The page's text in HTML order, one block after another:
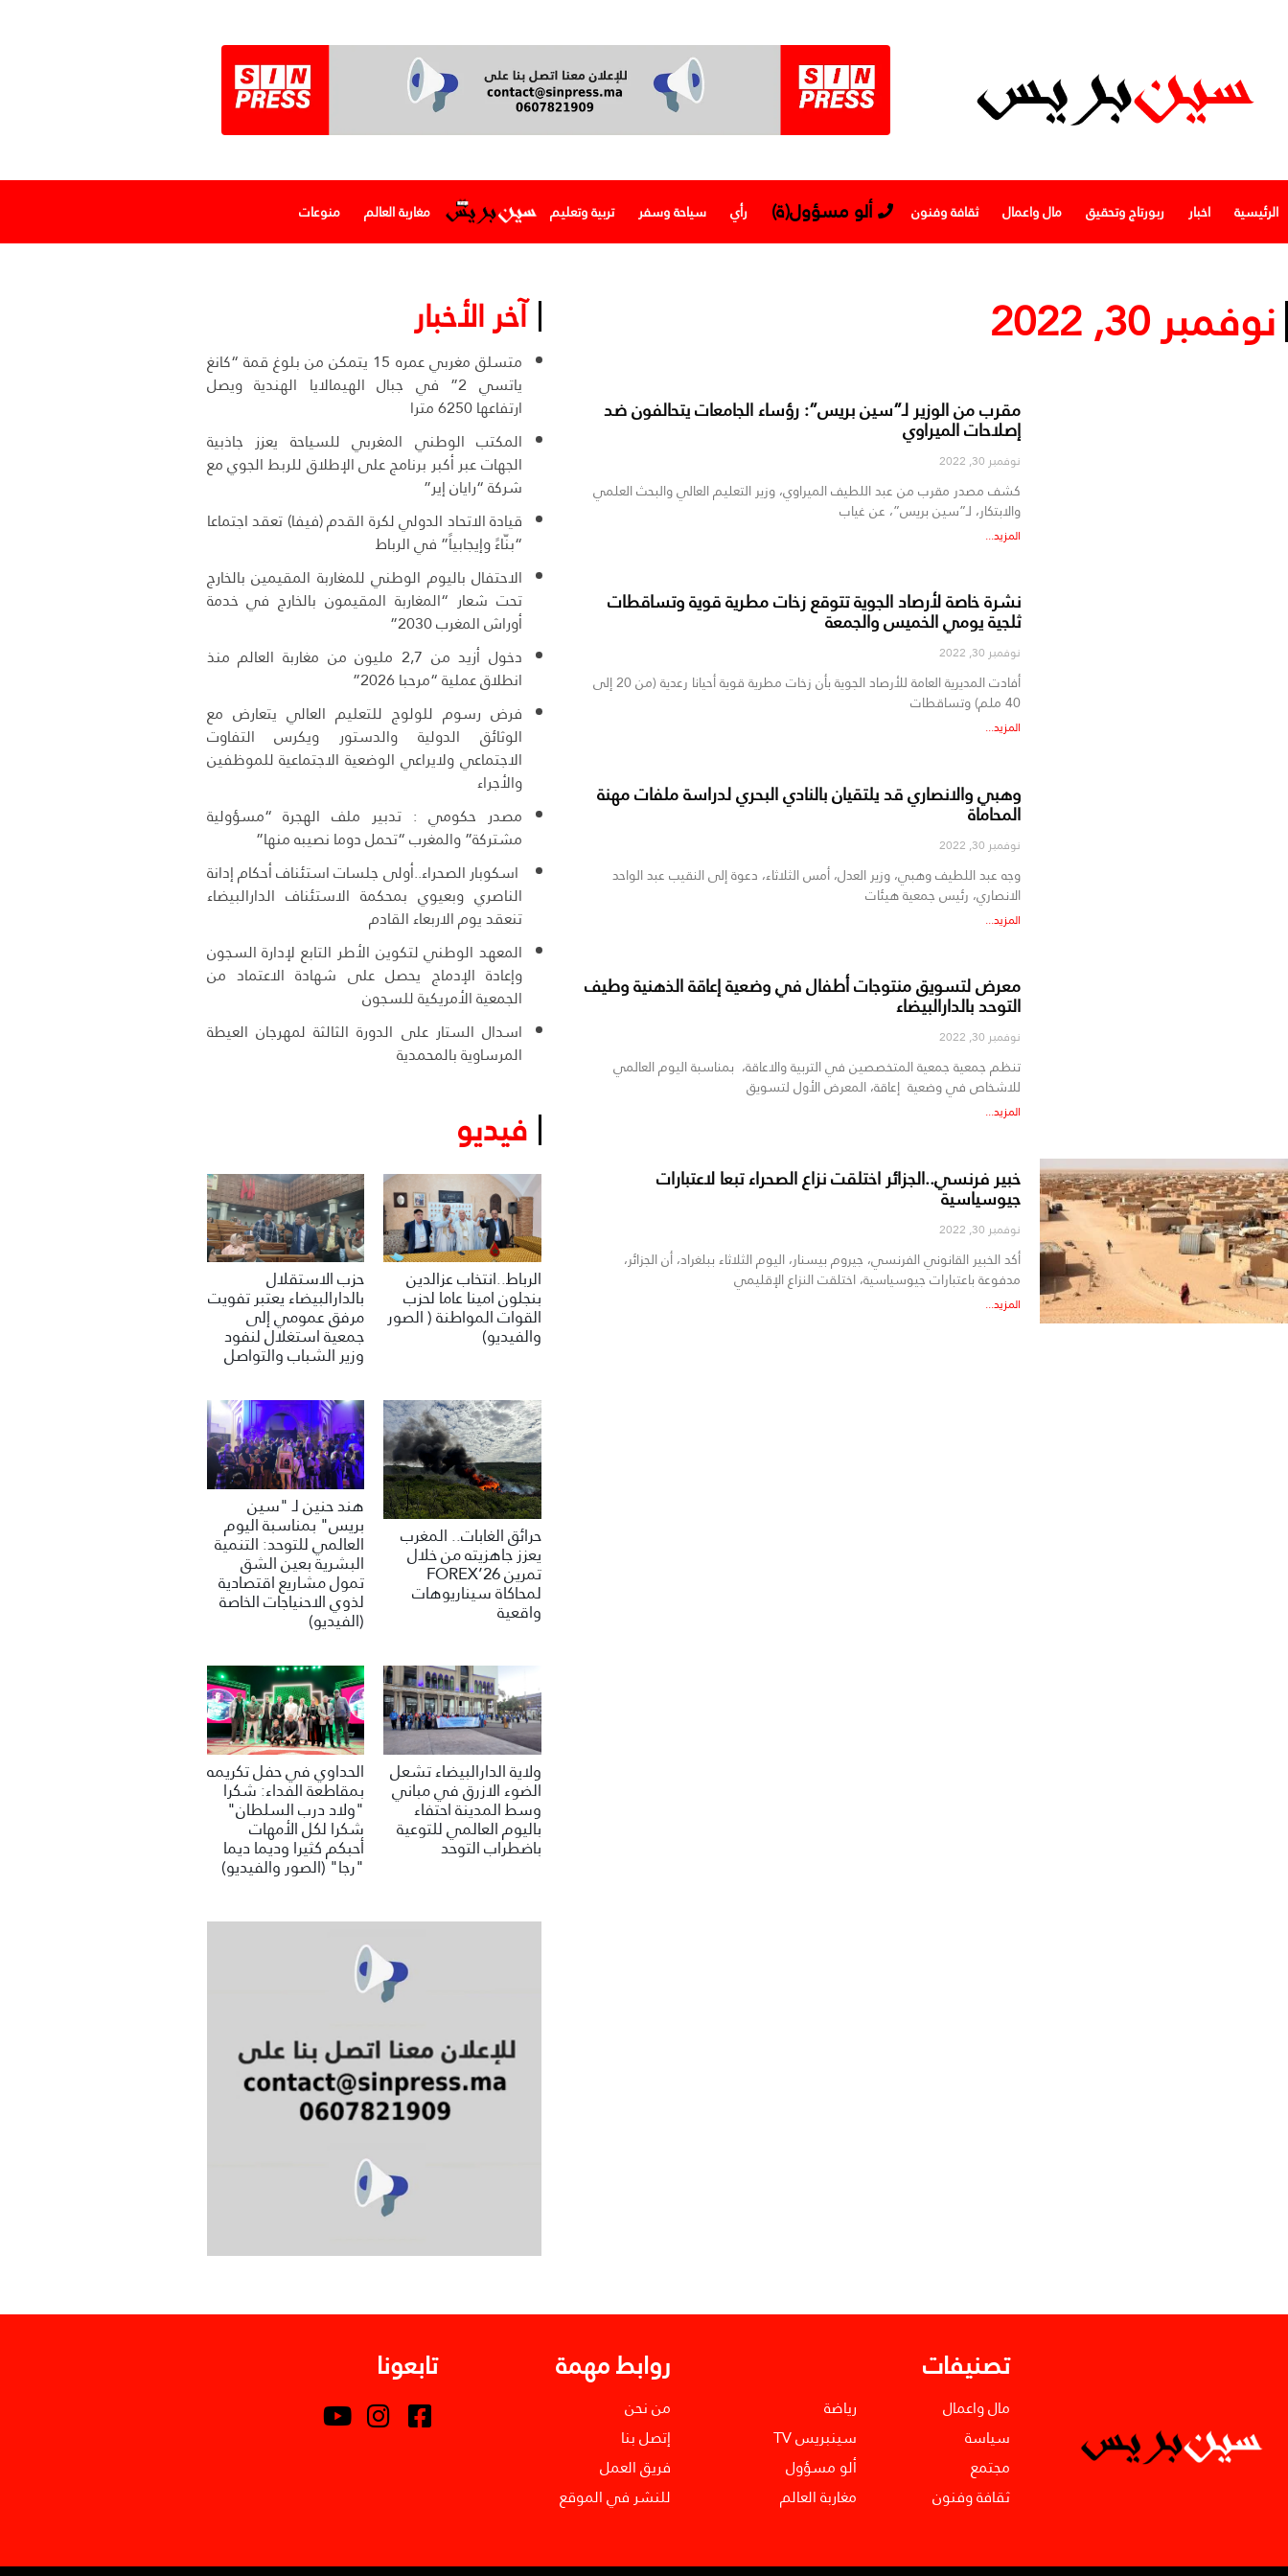
الرئيسية اخبار ربورتاج وتحقيق مال واعمال ثقافة وفنون ألو مسؤول(ة) رأي سياحة وسفر تربية وتعليم مغاربة العالم منوعات
نوفمبر 30, 2022
مقرب من الوزير لـ”سين بريس”: رؤساء الجامعات يتحالفون ضد
إصلاحات الميراوي
نوفمبر 30, 2022
كشف مصدر مقرب من عبد اللطيف الميراوي، وزير التعليم العالي والبحث العلمي
والابتكار، لـ”سين بريس”، عن غياب
المزيد...
نشرة خاصة لأرصاد الجوية تتوقع زخات مطرية قوية وتساقطات
ثلجية يومي الخميس والجمعة
نوفمبر 30, 2022
أفادت المديرية العامة للأرصاد الجوية بأن زخات مطرية قوية أحيانا رعدية (من 20 إلى
40 ملم) وتساقطات
المزيد...
وهبي والانصاري قد يلتقيان بالنادي البحري لدراسة ملفات مهنة
المحاماة
نوفمبر 30, 2022
وجه عبد اللطيف وهبي، وزير العدل، أمس الثلاثاء، دعوة إلى النقيب عبد الواحد
الانصاري، رئيس جمعية هيئات
المزيد...
معرض لتسويق منتوجات أطفال في وضعية إعاقة الذهنية وطيف
التوحد بالدارالبيضاء
نوفمبر 30, 2022
تنظم جمعية جمعية المتخصصين في التربية والاعاقة، بمناسبة اليوم العالمي
للاشخاص في وضعية إعاقة، المعرض الأول لتسويق
المزيد...
خبير فرنسي..الجزائر اختلقت نزاع الصحراء تبعا لاعتبارات
جيوسياسية
نوفمبر 30, 2022
أكد الخبير القانوني الفرنسي، جيروم بيسنار، اليوم الثلاثاء ببلغراد، أن الجزائر،
مدفوعة باعتبارات جيوسياسية، اختلقت النزاع الإقليمي
المزيد...
آخر الأخبار
متسلق مغربي عمره 15 يتمكن من بلوغ قمة “كانغ
ياتسي 2” في جبال الهيمالايا الهندية ويصل
ارتفاعها 6250 مترا
المكتب الوطني المغربي للسياحة يعزز جاذبية
الجهات عبر أكبر برنامج على الإطلاق للربط الجوي مع
شركة “رايان إير”
قيادة الاتحاد الدولي لكرة القدم (فيفا) تعقد اجتماعا
“بنّاءً وإيجابياً” في الرباط
الاحتفال باليوم الوطني للمغاربة المقيمين بالخارج
تحت شعار “المغاربة المقيمون بالخارج في خدمة
أوراش المغرب 2030”
دخول أزيد من 2,7 مليون من مغاربة العالم منذ
انطلاق عملية “مرحبا 2026”
فرض رسوم للولوج للتعليم العالي يتعارض مع
الوثائق الدولية والدستور ويكرس التفاوت
الاجتماعي ولايراعي الوضعية الاجتماعية للموظفين
والأجراء
مصدر حكومي : تدبير ملف الهجرة “مسؤولية
مشتركة” والمغرب “تحمل دوما نصيبه منها”
اسكوبار الصحراء..أولى جلسات استئناف أحكام إدانة
الناصري وبعيوي بمحكمة الاستئناف الدارالبيضاء
تنعقد يوم الاربعاء القادم
المعهد الوطني لتكوين الأطر التابع لإدارة السجون
وإعادة الإدماج يحصل على شهادة الاعتماد من
الجمعية الأمريكية للسجون
اسدال الستار على الدورة الثالثة لمهرجان العيطة
المرساوية بالمحمدية
فيديو
الرباط..انتخاب عزالدين
بنجلون امينا عاما لحزب
القوات المواطنة ( الصور
والفيديو)
حزب الاستقلال
بالدارالبيضاء يعتبر تفويت
مرفق عمومي إلى
جمعية استغلال لنفود
وزير الشباب والتواصل
حرائق الغابات.. المغرب
يعزز جاهزيته من خلال
تمرين FOREX’26
لمحاكاة سيناريوهات
واقعية
هند حنين لـ "سين
بريس" بمناسبة اليوم
العالمي للتوحد: التنمية
البشرية بعين الشق
تمول مشاريع اقتصادية
لذوي الاحنياجات الخاصة
(الفيديو)
ولاية الدارالبيضاء تشعل
الضوء الازرق في مباني
وسط المدينة احتفاء
باليوم العالمي للتوعية
باضطراب التوحد
الحداوي في حفل تكريمه
بمقاطعة الفداء: شكرا
"ولاد درب السلطان"
شكرا لكل الأمهات
أحبكم كثيرا وديما ديما
"رجا" (الصور والفيديو)
تصنيفات
مال واعمال
سياسة
مجتمع
ثقافة وفنون
رياضة
سينبريس TV
ألو مسؤول
مغاربة العالم
روابط مهمة
من نحن
إتصل بنا
فريق العمل
للنشر في الموقع
تابعونا